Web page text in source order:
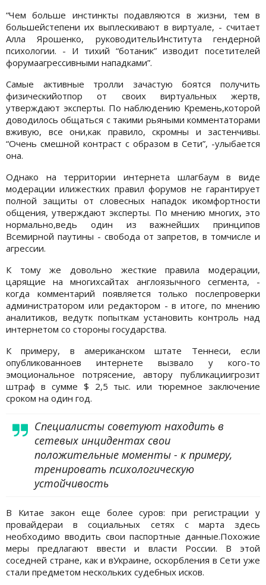
“Чем больше инстинкты подавляются в жизни, тем в
большейстепени их выплескивают в виртуале, - считает
Алла Ярошенко, руководительИнститута гендерной
психологии. - И тихий “ботаник” изводит посетителей
форумаагрессивными нападками”.
Самые активные тролли зачастую боятся получить
физическийотпор от своих виртуальных жертв,
утверждают эксперты. По наблюдению Кремень,которой
доводилось общаться с такими рьяными комментаторами
вживую, все они,как правило, скромны и застенчивы.
“Очень смешной контраст с образом в Сети”, -улыбается
она.
Однако на территории интернета шлагбаум в виде
модерации илижестких правил форумов не гарантирует
полной защиты от словесных нападок икомфортности
общения, утверждают эксперты. По мнению многих, это
нормально,ведь один из важнейших принципов
Всемирной паутины - свобода от запретов, в томчисле и
агрессии.
К тому же довольно жесткие правила модерации,
царящие на многихсайтах англоязычного сегмента, -
когда комментарий появляется только послепроверки
администратором или редактором - в итоге, по мнению
аналитиков, ведутк попыткам установить контроль над
интернетом со стороны государства.
К примеру, в американском штате Теннеси, если
опубликованноев интернете вызвало у кого-то
эмоциональное потрясение, автору публикациигрозит
штраф в сумме $ 2,5 тыс. или тюремное заключение
сроком на один год.
Специалисты советуют находить в
сетевых инцидентах свои
положительные моменты - к примеру,
тренировать психологическую
устойчивость
В Китае закон еще более суров: при регистрации у
провайдераи в социальных сетях с марта здесь
необходимо вводить свои паспортные данные.Похожие
меры предлагают ввести и власти России. В этой
соседней стране, как и вУкраине, оскорбления в Сети уже
стали предметом нескольких судебных исков.